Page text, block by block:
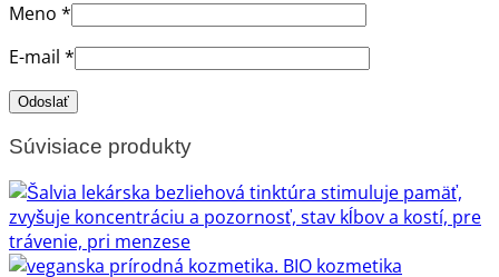
Meno *
E-mail *
Súvisiace produkty